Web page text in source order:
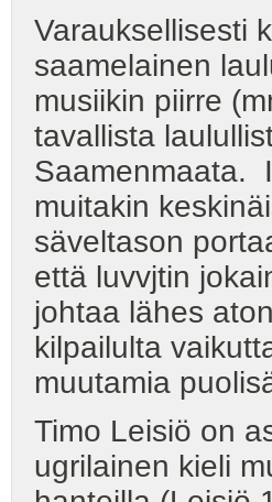
Varauksellisesti
saamelainen
musiikin piirre
tavallista
Saamenmaata.
muitakin
säveltason
että luvvjtin
johtaa lähes
kilpailulta
muutamia
Timo Leisiö on
ugrilainen kieli